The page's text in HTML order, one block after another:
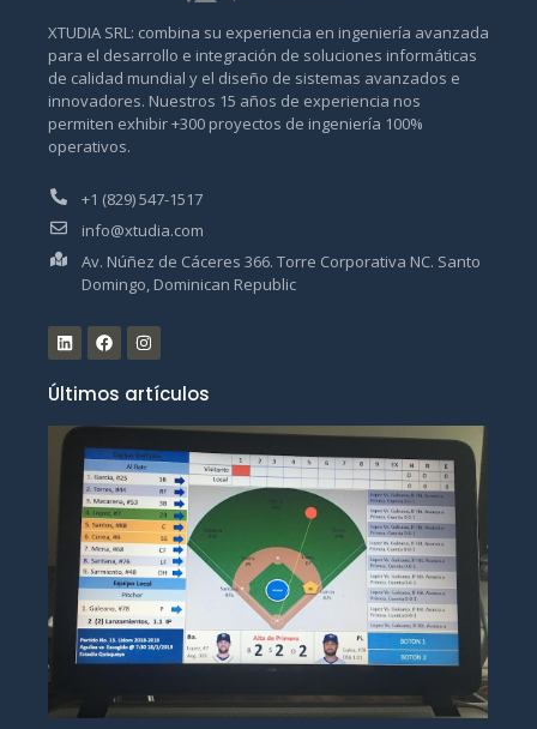
XTUDIA SRL: combina su experiencia en ingeniería avanzada
para el desarrollo e integración de soluciones informáticas
de calidad mundial y el diseño de sistemas avanzados e
innovadores. Nuestros 15 años de experiencia nos
permiten exhibir +300 proyectos de ingeniería 100%
operativos.
+1 (829) 547-1517
info@xtudia.com
Av. Núñez de Cáceres 366. Torre Corporativa NC. Santo
Domingo, Dominican Republic
Últimos artículos